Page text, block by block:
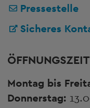
Pressestelle
Sicheres
Montag bis
Donnerstag: